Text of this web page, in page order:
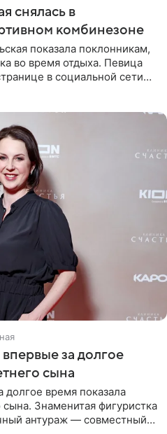
снялась в
комбинезоне
показала поклонникам,
во время отдыха. Певица
в социальной сети
за долгое
сына
время показала
сына. Знаменитая фигуристка
антураж — совместный